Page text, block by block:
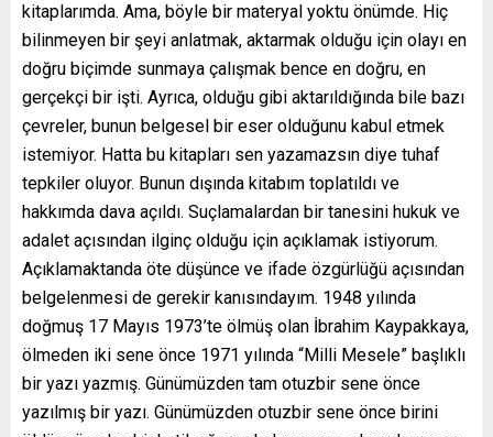
kitaplarımda. Ama, böyle bir materyal yoktu önümde. Hiç
bilinmeyen bir şeyi anlatmak, aktarmak olduğu için olayı en
doğru biçimde sunmaya çalışmak bence en doğru, en
gerçekçi bir işti. Ayrıca, olduğu gibi aktarıldığında bile bazı
çevreler, bunun belgesel bir eser olduğunu kabul etmek
istemiyor. Hatta bu kitapları sen yazamazsın diye tuhaf
tepkiler oluyor. Bunun dışında kitabım toplatıldı ve
hakkımda dava açıldı. Suçlamalardan bir tanesini hukuk ve
adalet açısından ilginç olduğu için açıklamak istiyorum.
Açıklamaktanda öte düşünce ve ifade özgürlüğü açısından
belgelenmesi de gerekir kanısındayım. 1948 yılında
doğmuş 17 Mayıs 1973’te ölmüş olan İbrahim Kaypakkaya,
ölmeden iki sene önce 1971 yılında “Milli Mesele” başlıklı
bir yazı yazmış. Günümüzden tam otuzbir sene önce
yazılmış bir yazı. Günümüzden otuzbir sene önce birini